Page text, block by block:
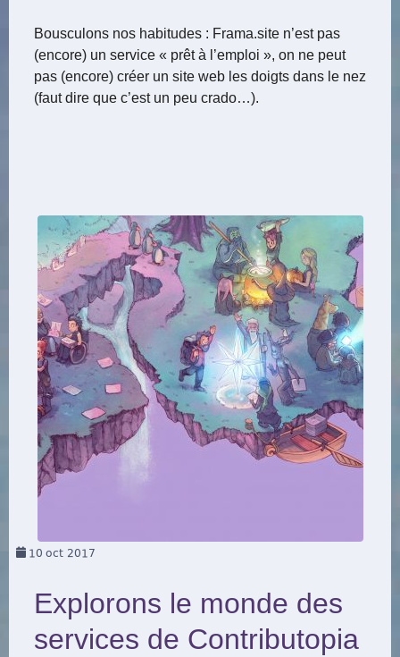
Bousculons nos habitudes : Frama.site n’est pas
(encore) un service « prêt à l’emploi », on ne peut
pas (encore) créer un site web les doigts dans le nez
(faut dire que c’est un peu crado…).
10 oct 2017
Explorons le monde des
services de Contributopia